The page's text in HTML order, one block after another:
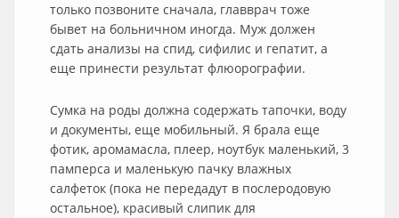
только позвоните сначала, главврач тоже
бывет на больничном иногда. Муж должен
сдать анализы на спид, сифилис и гепатит, а
еще принести результат флюорографии.
Сумка на роды должна содержать тапочки, воду
и документы, еще мобильный. Я брала еще
фотик, аромамасла, плеер, ноутбук маленький, 3
памперса и маленькую пачку влажных
салфеток (пока не передадут в послеродовую
остальное), красивый слипик для